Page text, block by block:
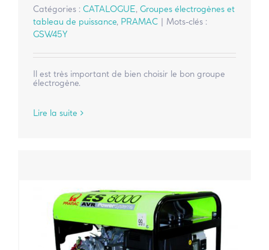
Catégories : CATALOGUE, Groupes électrogènes et
tableau de puissance, PRAMAC | Mots-clés :
GSW45Y
Il est très important de bien choisir le bon groupe
électrogène.
Lire la suite